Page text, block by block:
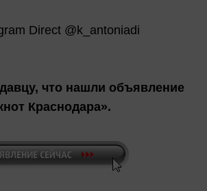
Direct @k_antoniadi
что нашли объявление
Краснодара».